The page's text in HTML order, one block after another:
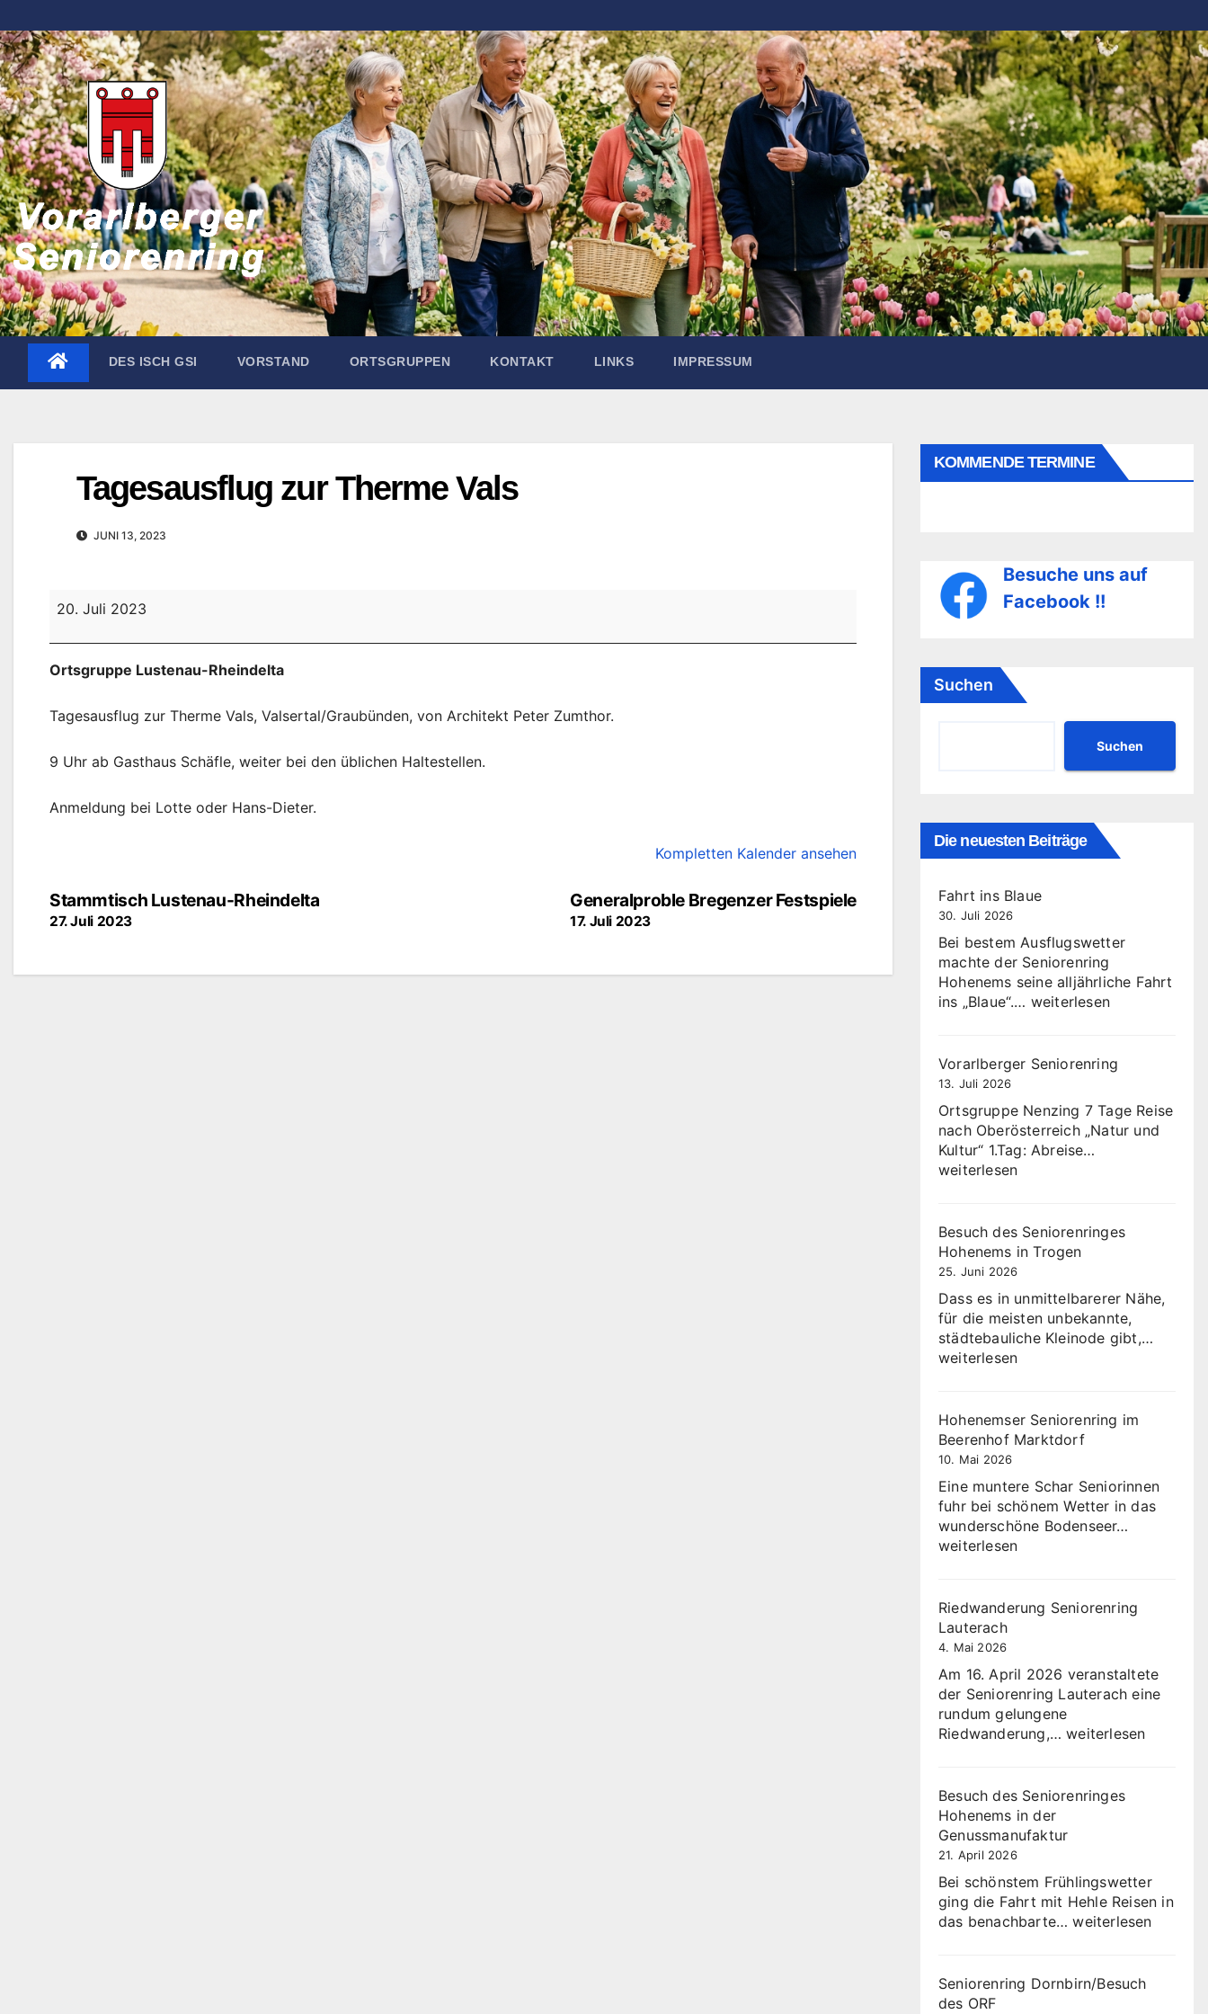
Inhalt
springen
DES ISCH GSI VORSTAND ORTSGRUPPEN KONTAKT LINKS IMPRESSUM
Tagesausflug zur Therme Vals
JUNI 13, 2023
Tagesausflug
Therme
Vals
20. Juli 2023
Ortsgruppe Lustenau-Rheindelta
Tagesausflug zur Therme Vals, Valsertal/Graubünden, von Architekt Peter Zumthor.
9 Uhr ab Gasthaus Schäfle, weiter bei den üblichen Haltestellen.
Anmeldung bei Lotte oder Hans-Dieter.
Kompletten Kalender ansehen
Beitragsnavigation Generalproble Bregenzer Festspiele
17. Juli 2023
Stammtisch Lustenau-Rheindelta
27. Juli 2023
KOMMENDE TERMINE
Besuche uns auf
Facebook !!
Suchen
Suchen
Die neuesten Beiträge
Fahrt ins Blaue
30. Juli 2026
Bei bestem Ausflugswetter
machte der Seniorenring
Hohenems seine alljährliche Fahrt
ins „Blaue“.… Fahrt
weiterlesen
Vorarlberger Seniorenring
13. Juli 2026
Ortsgruppe Nenzing 7 Tage Reise
nach Oberösterreich „Natur und
Kultur“ 1.Tag: Abreise…
weiterlesen
Besuch des Seniorenringes
Hohenems in Trogen
25. Juni 2026
Dass es in unmittelbarerer Nähe,
für die meisten unbekannte,
städtebauliche Kleinode gibt,…
weiterlesen
Hohenemser Seniorenring im
Beerenhof Marktdorf
10. Mai 2026
Eine muntere Schar Seniorinnen
fuhr bei schönem Wetter in das
wunderschöne Bodenseer…
Marktdorf
weiterlesen
Riedwanderung Seniorenring
Lauterach
4. Mai 2026
Am 16. April 2026 veranstaltete
der Seniorenring Lauterach eine
rundum gelungene
Riedwanderung,…Riedwanderung
weiterlesen
Besuch des Seniorenringes
Hohenems in der
Genussmanufaktur
21. April 2026
Bei schönstem Frühlingswetter
ging die Fahrt mit Hehle Reisen in
das benachbarte…Besuch
Hohenems
weiterlesen
Seniorenring Dornbirn/Besuch
des ORF